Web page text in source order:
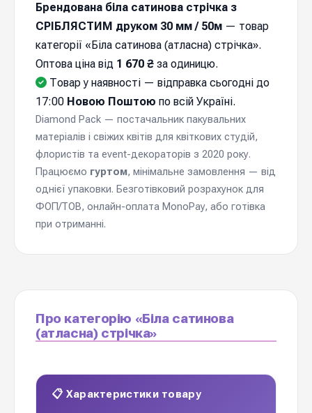
Брендована біла сатинова стрічка з
СРІБЛЯСТИМ друком 30 мм / 50м — товар
категорії «Біла сатинова (атласна) стрічка».
Оптова ціна від 1 670 ₴ за одиницю.
Товар у наявності — відправка cьогодні до
17:00 Новою Поштою по всій Україні.
Diamond Pack — постачальник пакувальних
матеріалів і свіжих квітів для квіткових студій,
флористів та event-декораторів з 2020 року.
Працюємо гуртом, мінімальне замовлення — від
однієї упаковки. Безготівковий розрахунок для
ФОП/ТОВ, онлайн-оплата MonoPay, або готівка
при отриманні.
Про категорію «Біла сатинова
(атласна) стрічка»
📋 Характеристики товару